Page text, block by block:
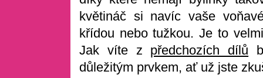
květináč si navíc vaše
křídou nebo tužkou. Je to
Jak víte z předchozích dílů
důležitým prvkem, ať už jste